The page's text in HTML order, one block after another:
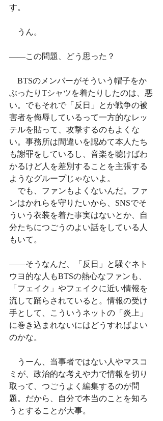
す。
うん。
——この問題、どう思った？
BTSのメンバーがそういう帽子をか
ぶったりTシャツを着たりしたのは、悪
い。でもそれで「反日」とか戦争の被
害者を侮辱しているって一方的なレッ
テルを貼って、攻撃するのもよくな
い。事務所は間違いを認めて本人たち
も謝罪をしているし、音楽を聴けばわ
かるけど人を差別することを主張する
ようなグループじゃないよ。
でも、ファンもよくないんだ。ファ
ンはかれらを守りたいから、SNSでそ
ういう衣装を着た事実はないとか、自
分たちにつごうのよい話をしている人
もいて。
——そうなんだ、「反日」と騒ぐネト
ウヨ的な人もBTSの熱心なファンも、
「フェイク」やフェイクに近い情報を
流して踊らされていると。情報の受け
手として、こういうネットの「炎上」
に巻き込まれないにはどうすればよい
のかな。
うーん、当事者ではない人やマスコ
ミが、政治的な考えや力で情報を切り
取って、つごうよく編集するのが問
題。だから、自分で本当のことを知ろ
うとすることが大事。